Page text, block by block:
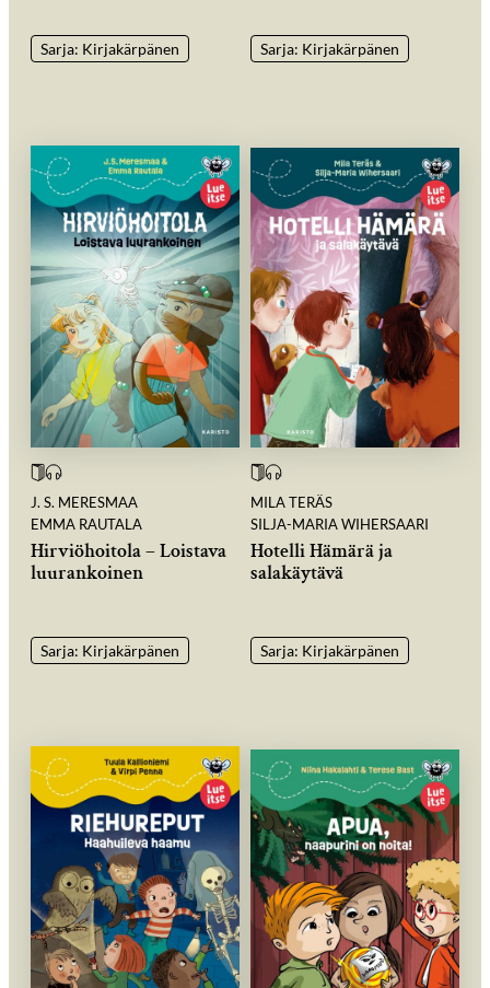
Sarja: Kirjakärpänen Sarja: Kirjakärpänen
J. S. MERESMAA
EMMA RAUTALA
Hirviöhoitola – Loistava
luurankoinen
Sarja: Kirjakärpänen
MILA TERÄS
SILJA-MARIA WIHERSAARI
Hotelli Hämärä ja
salakäytävä
Sarja: Kirjakärpänen